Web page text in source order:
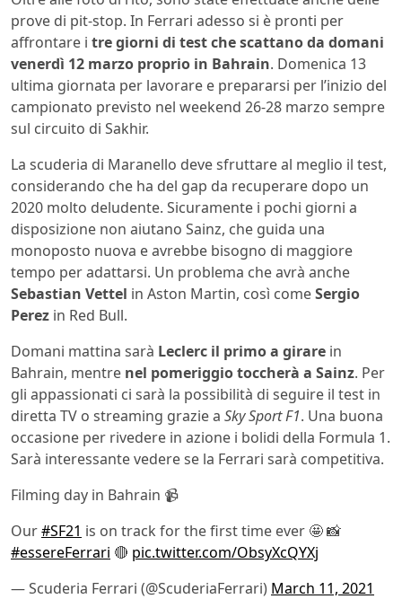
prove di pit-stop. In Ferrari adesso si è pronti per
affrontare i tre giorni di testche scattano da domani
venerdì 12 marzo proprio in Bahrain. Domenica 13
ultima giornata per lavorare e prepararsi per l’inizio del
campionato previsto nel weekend 26-28 marzo sempre
sul circuito di Sakhir.
La scuderia di Maranello deve sfruttare al meglio il test,
considerando che ha del gap da recuperare dopo un
2020 molto deludente. Sicuramente i pochi giorni a
disposizione non aiutano Sainz, che guida una
monoposto nuova e avrebbe bisogno di maggiore
tempo per adattarsi. Un problema che avrà anche
Sebastian Vettel in Aston Martin, così comeSergio
Perez in Red Bull.
Domani mattina sarà Leclerc il primo a girare in
Bahrain, mentre nel pomeriggio toccherà a Sainz. Per
gli appassionati ci sarà la possibilità di seguire il test in
diretta TV o streaming grazie a Sky Sport F1. Una buona
occasione per rivedere in azione i bolidi della Formula 1.
Sarà interessante vedere se la Ferrari sarà competitiva.
Filming day in Bahrain 📹
Our#SF21 is on track for the first time ever 🤩 📸
#essereFerrari 🔴 pic.twitter.com/ObsyXcQYXj
— Scuderia Ferrari (@ScuderiaFerrari) March 11, 2021